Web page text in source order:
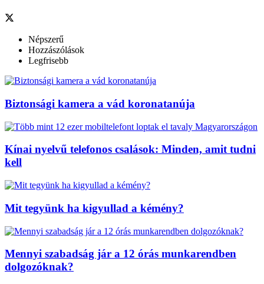
Népszerű
Hozzászólások
Legfrisebb
Biztonsági kamera a vád koronatanúja
Kínai nyelvű telefonos csalások: Minden, amit tudni
kell
Mit tegyünk ha kigyullad a kémény?
Mennyi szabadság jár a 12 órás munkarendben
dolgozóknak?